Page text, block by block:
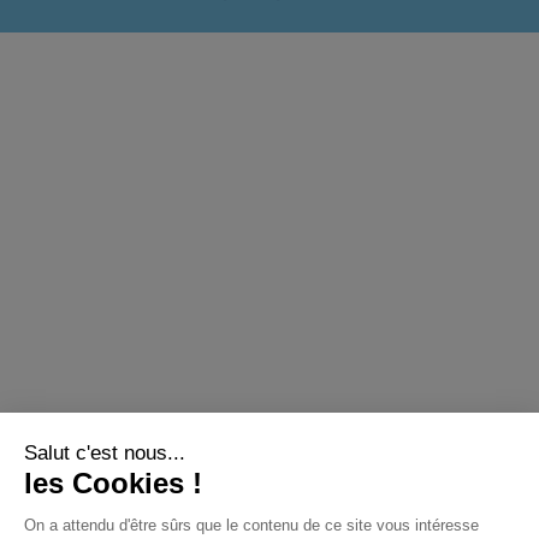
Salut c'est nous...
les Cookies !
On a attendu d'être sûrs que le contenu de ce site vous intéresse